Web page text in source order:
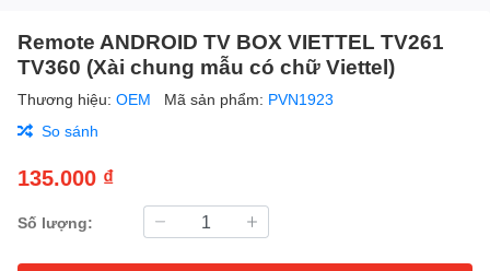
Remote ANDROID TV BOX VIETTEL TV261
TV360 (Xài chung mẫu có chữ Viettel)
Thương hiệu: OEM Mã sản phẩm: PVN1923
So sánh
135.000 ₫
Số lượng: